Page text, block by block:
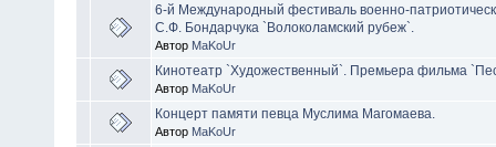
6-й Международный фестиваль военно-
С.Ф. Бондарчука `Волоколамский рубеж`.
Автор MaKoUr
Кинотеатр `Художественный`. Премьера фильма
Автор MaKoUr
Концерт памяти певца Муслима Магомаева.
Автор MaKoUr